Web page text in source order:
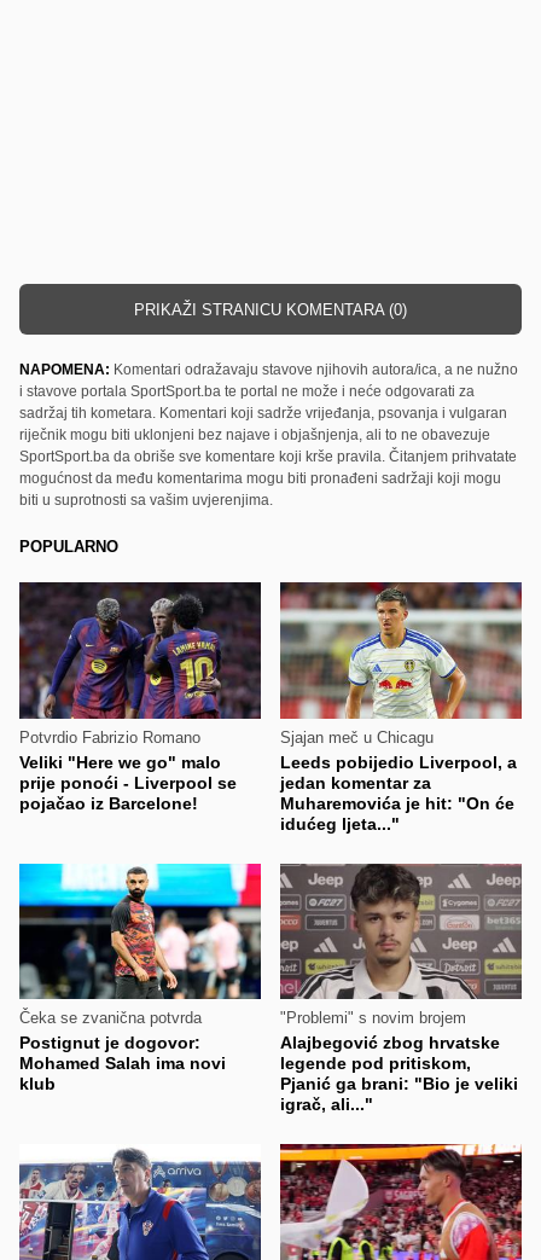
PRIKAŽI STRANICU KOMENTARA (0)
NAPOMENA: Komentari odražavaju stavove njihovih autora/ica, a ne nužno
i stavove portala SportSport.ba te portal ne može i neće odgovarati za
sadržaj tih kometara. Komentari koji sadrže vrijeđanja, psovanja i vulgaran
riječnik mogu biti uklonjeni bez najave i objašnjenja, ali to ne obavezuje
SportSport.ba da obriše sve komentare koji krše pravila. Čitanjem prihvatate
mogućnost da među komentarima mogu biti pronađeni sadržaji koji mogu
biti u suprotnosti sa vašim uvjerenjima.
POPULARNO
Potvrdio Fabrizio Romano
Veliki "Here we go" malo
prije ponoći - Liverpool se
pojačao iz Barcelone!
Sjajan meč u Chicagu
Leeds pobijedio Liverpool, a
jedan komentar za
Muharemovića je hit: "On će
idućeg ljeta..."
Čeka se zvanična potvrda
Postignut je dogovor:
Mohamed Salah ima novi
klub
"Problemi" s novim brojem
Alajbegović zbog hrvatske
legende pod pritiskom,
Pjanić ga brani: "Bio je veliki
igrač, ali..."